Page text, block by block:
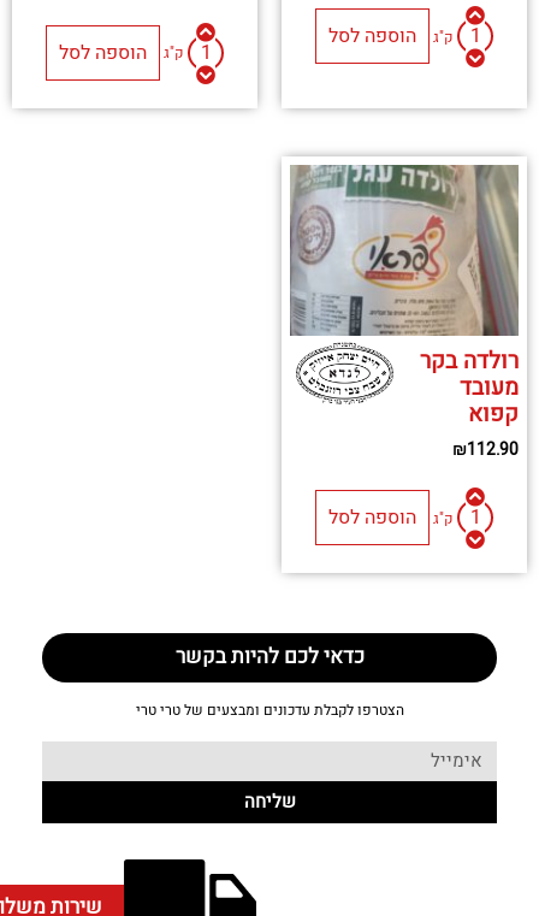
ק"ג הוספה לסל
ק"ג הוספה לסל
רולדה בקר
מעובד
קפוא
₪112.90
ק"ג הוספה לסל
כדאי לכם להיות בקשר
הצטרפו לקבלת עדכונים ומבצעים של טרי טרי
שליחה
שירות